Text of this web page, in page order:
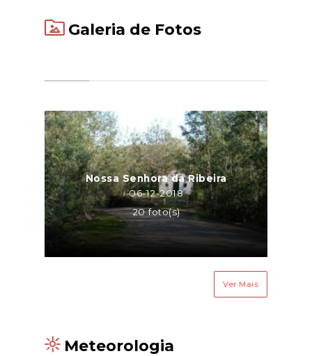
Galeria de Fotos
Nossa Senhora da Ribeira
06-12-2018
20 foto(s)
Ver Mais
Meteorologia